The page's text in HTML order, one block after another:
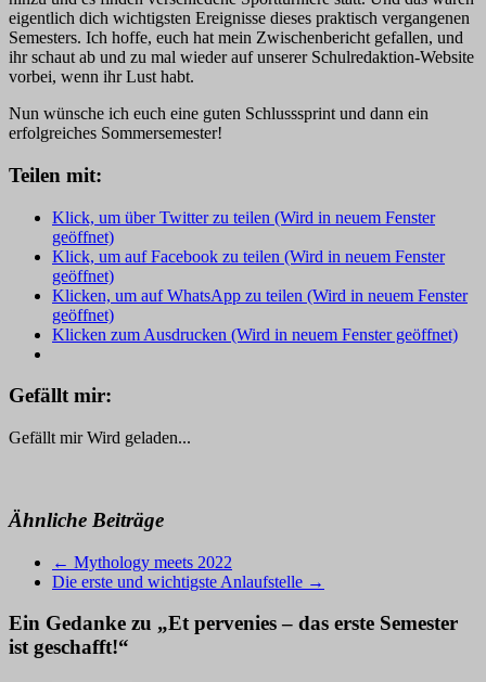
eigentlich dich wichtigsten Ereignisse dieses praktisch vergangenen
Semesters. Ich hoffe, euch hat mein Zwischenbericht gefallen, und
ihr schaut ab und zu mal wieder auf unserer Schulredaktion-Website
vorbei, wenn ihr Lust habt.
Nun wünsche ich euch eine guten Schlusssprint und dann ein
erfolgreiches Sommersemester!
Teilen mit:
Klick, um über Twitter zu teilen (Wird in neuem Fenster
geöffnet)
Klick, um auf Facebook zu teilen (Wird in neuem Fenster
geöffnet)
Klicken, um auf WhatsApp zu teilen (Wird in neuem Fenster
geöffnet)
Klicken zum Ausdrucken (Wird in neuem Fenster geöffnet)
Gefällt mir:
Gefällt mir Wird geladen...
Ähnliche Beiträge
← Mythology meets 2022
Die erste und wichtigste Anlaufstelle →
Ein Gedanke zu „Et pervenies – das erste Semester
ist geschafft!“